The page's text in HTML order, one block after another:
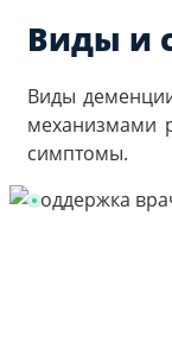
Виды и
Виды
механизмами
симптомы.